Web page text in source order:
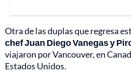
Otra de las duplas que regresa
chef Juan Diego Vanegas y
viajaron por Vancouver, en
Estados Unidos.